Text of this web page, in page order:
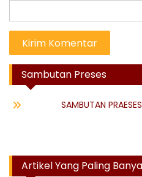
Sambutan Preses
SAMBUTAN PRAESES
Artikel Yang Paling